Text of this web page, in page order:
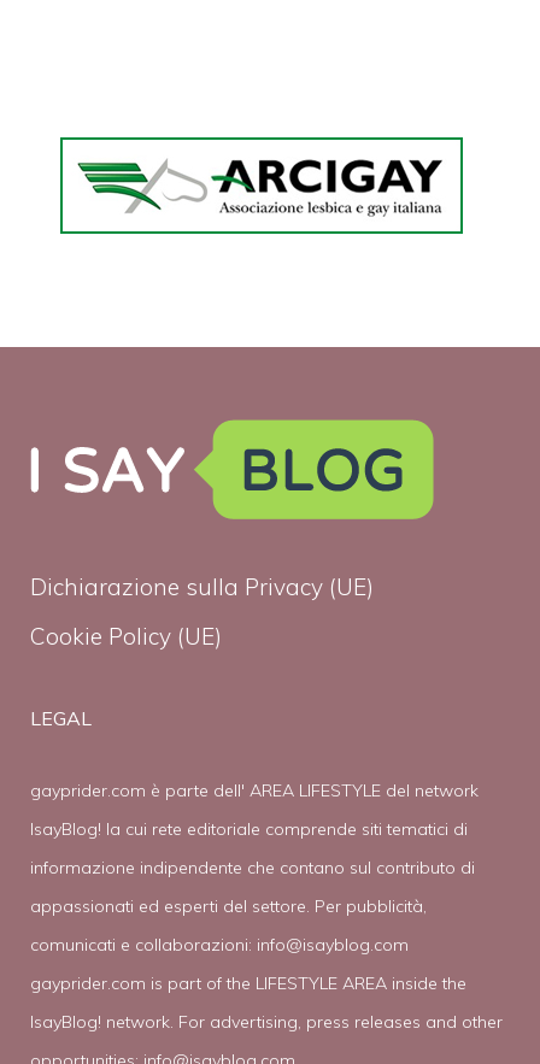
Dichiarazione sulla Privacy (UE)
Cookie Policy (UE)
LEGAL
gayprider.com è parte dell' AREA LIFESTYLE del network
IsayBlog! la cui rete editoriale comprende siti tematici di
informazione indipendente che contano sul contributo di
appassionati ed esperti del settore. Per pubblicità,
comunicati e collaborazioni: info@isayblog.com
gayprider.com is part of the LIFESTYLE AREA inside the
IsayBlog! network. For advertising, press releases and other